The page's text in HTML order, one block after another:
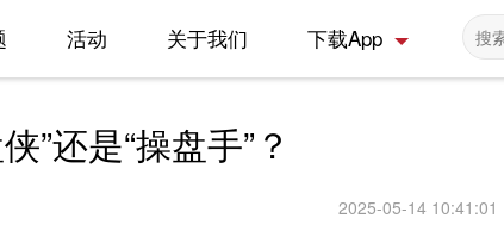
活动 关于我们 下载App
”还是“操盘手”？
2025-05-14 10:41:01